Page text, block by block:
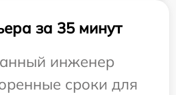
за 35 минут
инженер
сроки для